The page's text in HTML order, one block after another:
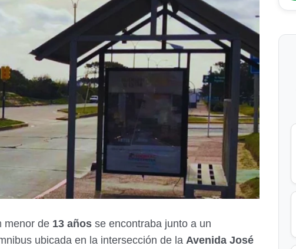
menor de 13 años se encontraba junto a un
ubicada en la intersección de la Avenida José